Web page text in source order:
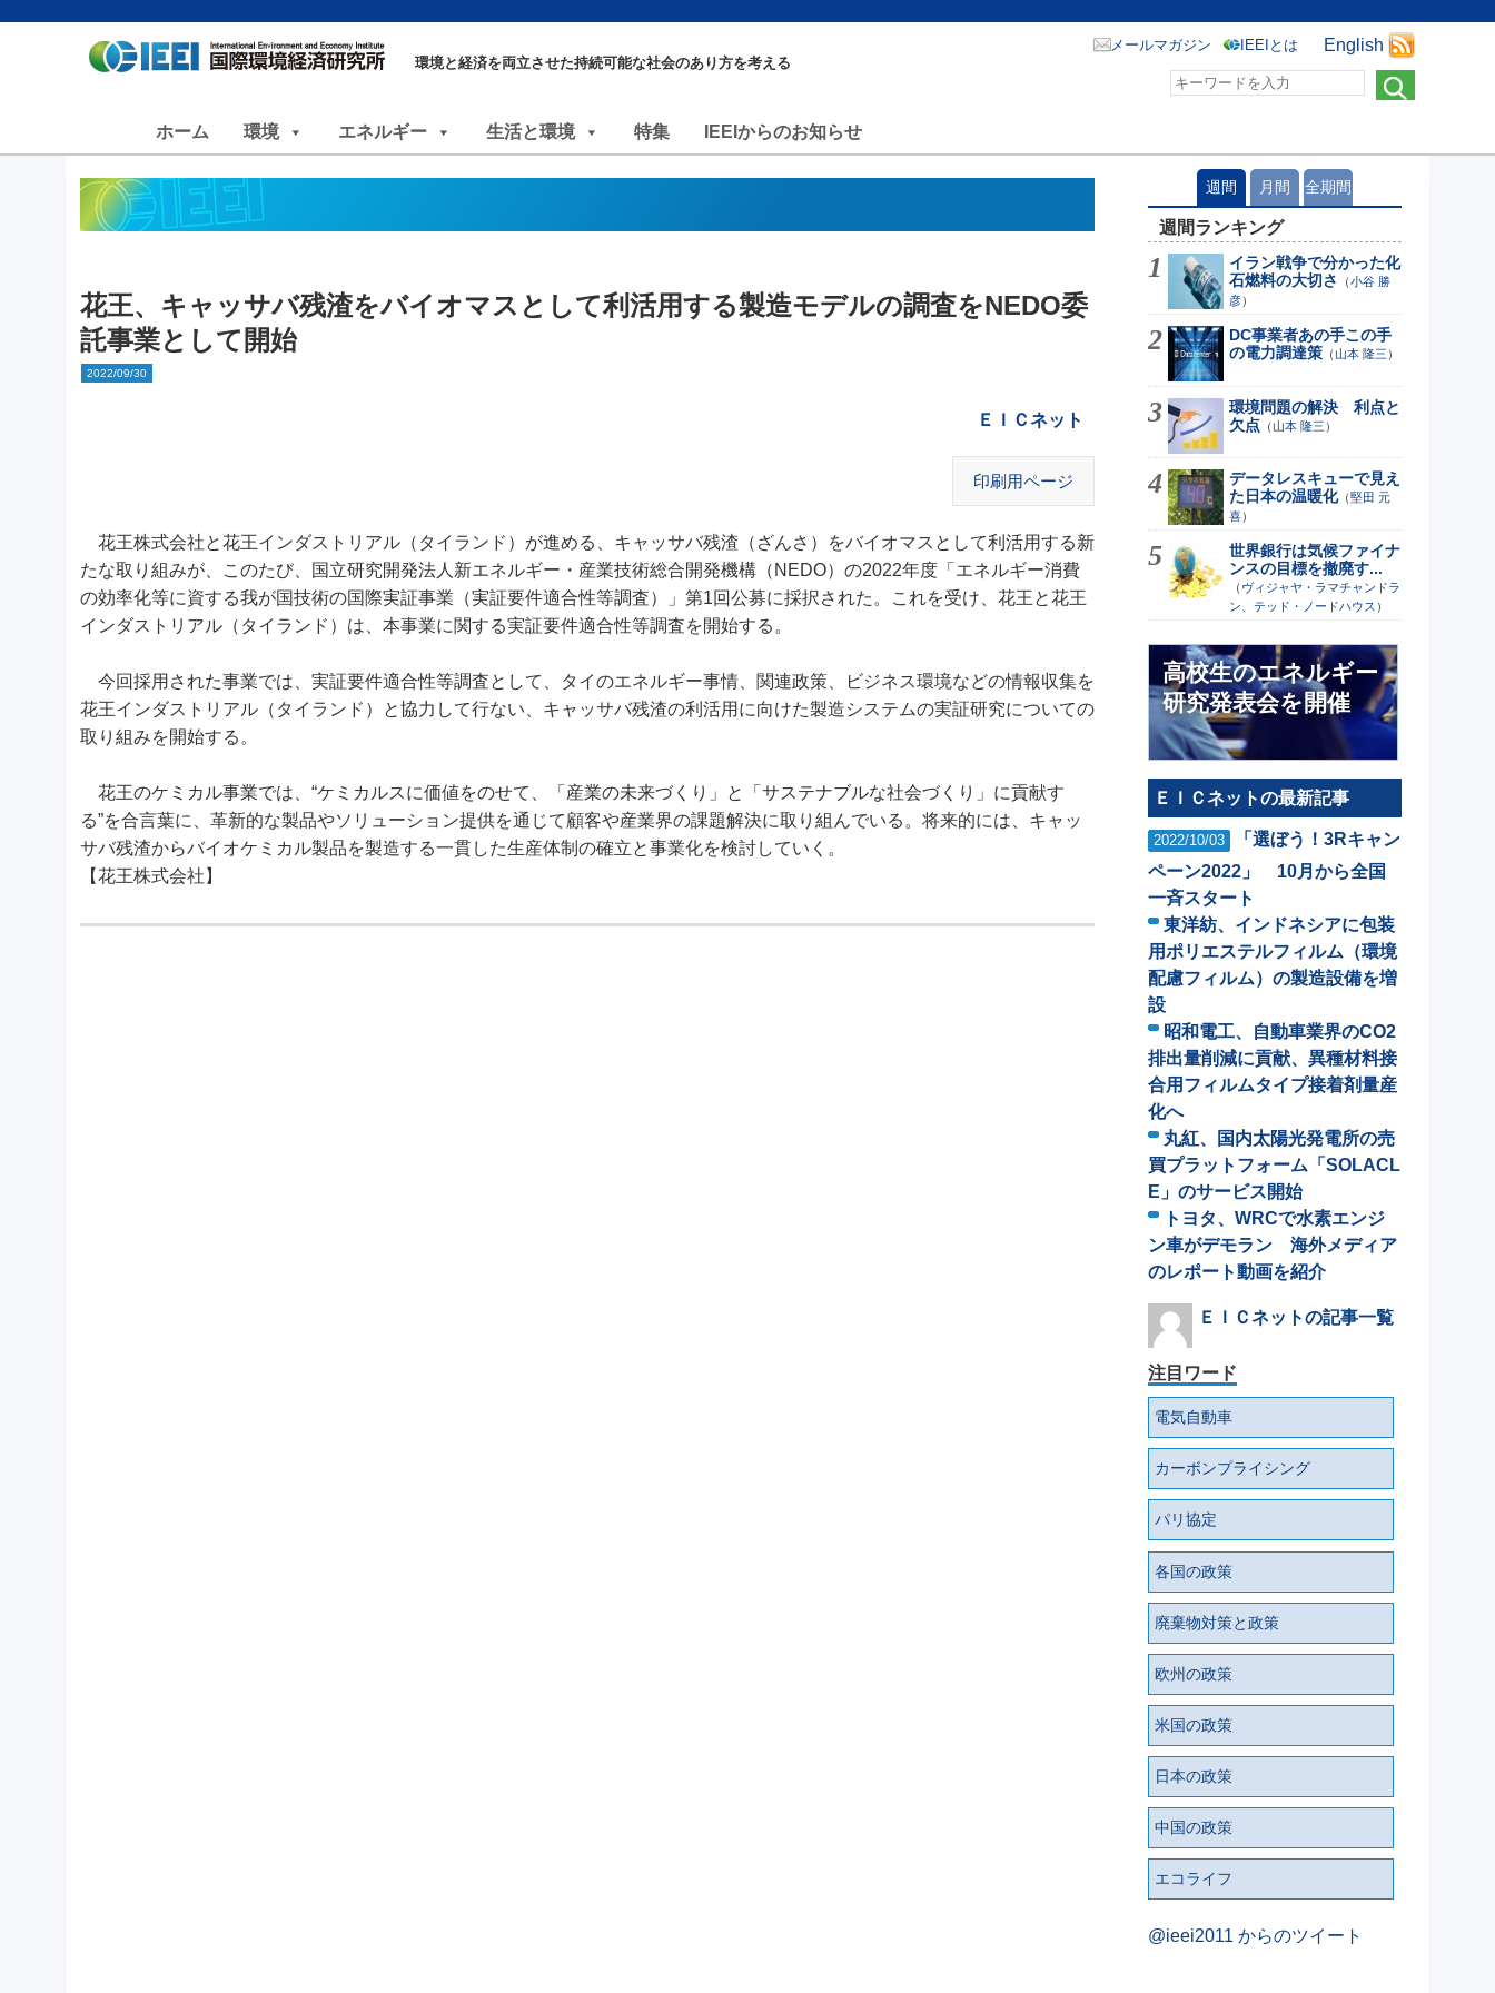
環境と経済を両立させた持続可能な社会のあり方を考える
English
メールマガジン IEEIとは
ホーム 環境 エネルギー 生活と環境 特集 IEEIからのお知らせ
花王、キャッサバ残渣をバイオマスとして利活用する製造モデルの調査をNEDO委
託事業として開始
2022/09/30
ＥＩＣネット
印刷用ページ
花王株式会社と花王インダストリアル（タイランド）が進める、キャッサバ残渣（ざんさ）をバイオマスとして利活用する新
たな取り組みが、このたび、国立研究開発法人新エネルギー・産業技術総合開発機構（NEDO）の2022年度「エネルギー消費
の効率化等に資する我が国技術の国際実証事業（実証要件適合性等調査）」第1回公募に採択された。これを受け、花王と花王
インダストリアル（タイランド）は、本事業に関する実証要件適合性等調査を開始する。
今回採用された事業では、実証要件適合性等調査として、タイのエネルギー事情、関連政策、ビジネス環境などの情報収集を
花王インダストリアル（タイランド）と協力して行ない、キャッサバ残渣の利活用に向けた製造システムの実証研究についての
取り組みを開始する。
花王のケミカル事業では、“ケミカルスに価値をのせて、「産業の未来づくり」と「サステナブルな社会づくり」に貢献す
る”を合言葉に、革新的な製品やソリューション提供を通じて顧客や産業界の課題解決に取り組んでいる。将来的には、キャッ
サバ残渣からバイオケミカル製品を製造する一貫した生産体制の確立と事業化を検討していく。
【花王株式会社】
週間 月間 全期間
週間ランキング
イラン戦争で分かった化
石燃料の大切さ
（小谷 勝
彦）
DC事業者あの手この手
の電力調達策 （山本 隆三 ）
環境問題の解決 利点と
欠点 （山本 隆三 ）
データレスキューで見え
た日本の温暖化（堅田 元
喜）
世界銀行は気候ファイナ
ンスの目標を撤廃す...
（ ヴィジャヤ・ラマチャンドラ
ン、テッド・ノードハウス ）
高校生のエネルギー
研究発表会を開催
ＥＩＣネットの最新記事
2022/10/03
「選ぼう！3Rキャン
ペーン2022」 10月から全国
一斉スタート
東洋紡、インドネシアに包装
用ポリエステルフィルム（環境
配慮フィルム）の製造設備を増
設
昭和電工、自動車業界のCO2
排出量削減に貢献、異種材料接
合用フィルムタイプ接着剤量産
化へ
丸紅、国内太陽光発電所の売
買プラットフォーム「SOLACL
E」のサービス開始
トヨタ、WRCで水素エンジ
ン車がデモラン 海外メディア
のレポート動画を紹介
ＥＩＣネットの記事一覧
注目ワード
電気自動車
カーボンプライシング
パリ協定
各国の政策
廃棄物対策と政策
欧州の政策
米国の政策
日本の政策
中国の政策
エコライフ
@ieei2011 からのツイート